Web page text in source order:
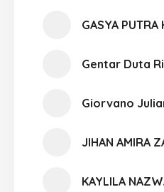
GASYA PUTRA
Gentar Duta
Giorvano
JIHAN AMIRA
KAYLILA